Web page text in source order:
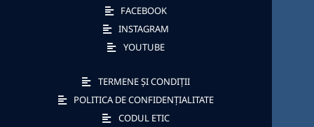
FACEBOOK
INSTAGRAM
YOUTUBE
TERMENE ȘI CONDIȚII
POLITICA DE CONFIDENȚIALITATE
CODUL ETIC